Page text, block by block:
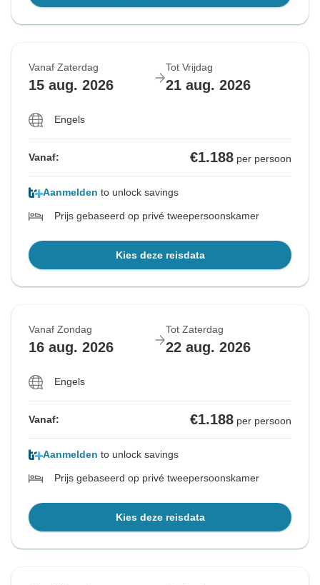
Vanaf Zaterdag
15 aug. 2026
Tot Vrijdag
21 aug. 2026
Engels
Vanaf: €1.188 per persoon
Aanmelden to unlock savings
Prijs gebaseerd op privé tweepersoonskamer
Kies deze reisdata
Vanaf Zondag
16 aug. 2026
Tot Zaterdag
22 aug. 2026
Engels
Vanaf: €1.188 per persoon
Aanmelden to unlock savings
Prijs gebaseerd op privé tweepersoonskamer
Kies deze reisdata